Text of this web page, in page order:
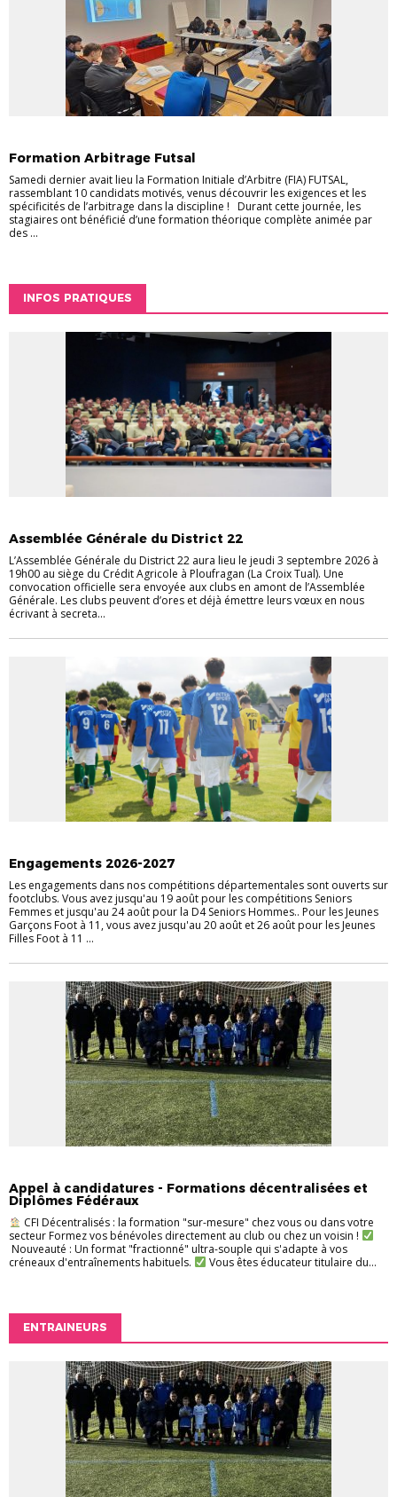
Formation Arbitrage Futsal
Samedi dernier avait lieu la Formation Initiale d’Arbitre (FIA) FUTSAL,
rassemblant 10 candidats motivés, venus découvrir les exigences et les
spécificités de l’arbitrage dans la discipline ! Durant cette journée, les
stagiaires ont bénéficié d’une formation théorique complète animée par
des ...
INFOS PRATIQUES
Assemblée Générale du District 22
L’Assemblée Générale du District 22 aura lieu le jeudi 3 septembre 2026 à
19h00 au siège du Crédit Agricole à Ploufragan (La Croix Tual). Une
convocation officielle sera envoyée aux clubs en amont de l’Assemblée
Générale. Les clubs peuvent d’ores et déjà émettre leurs vœux en nous
écrivant à secreta...
Engagements 2026-2027
Les engagements dans nos compétitions départementales sont ouverts sur
footclubs. Vous avez jusqu'au 19 août pour les compétitions Seniors
Femmes et jusqu'au 24 août pour la D4 Seniors Hommes.. Pour les Jeunes
Garçons Foot à 11, vous avez jusqu'au 20 août et 26 août pour les Jeunes
Filles Foot à 11 ...
Appel à candidatures - Formations décentralisées et
Diplômes Fédéraux
CFI Décentralisés : la formation "sur-mesure" chez vous ou dans votre
secteur Formez vos bénévoles directement au club ou chez un voisin !
Nouveauté : Un format "fractionné" ultra-souple qui s'adapte à vos
créneaux d'entraînements habituels.
Vous êtes éducateur titulaire du...
ENTRAINEURS